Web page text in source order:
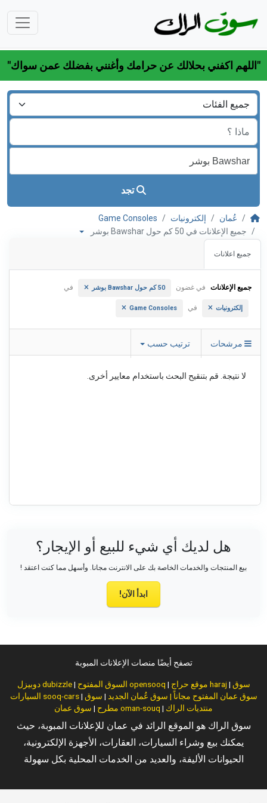
"اللهم اكفني بحلالك عن حرامك وأغنني بفضلك عمن سواك"
تجد
عُمان إلكترونيات
Game Consoles
جميع الإعلانات في 50 كم حول Bawshar بوشر
جميع اعلانات
جميع الإعلانات في غضون 50 كم حول Bawshar بوشر في
إلكترونيات في Game Consoles
مرشحات ترتيب حسب
لا نتيجة. قم بتنقيح البحث باستخدام معايير أخرى.
هل لديك أي شيء للبيع أو الإيجار؟
بيع المنتجات والخدمات الخاصة بك على الانترنت مجانا. وأسهل مما كنت اعتقد !
ابدأ الآن!
تصفح أيضًا منصات الإعلانات المبوبة
دوبيزل dubizzle| السوق المفتوح opensooq | موقع حراج haraj| سوق
السيارات sooq-cars| سوق عمان المفتوح مجاناً | سوق عُمان الجديد | سوق
مطرح | سوق عمان oman-souq | منتديات الراك
سوق الراك هو الموقع الرائد في عمان للإعلانات المبوبة، حيث
يمكنك بيع وشراء السيارات، العقارات، الأجهزة الإلكترونية،
الحيوانات الأليفة، والعديد من الخدمات المحلية بكل سهولة